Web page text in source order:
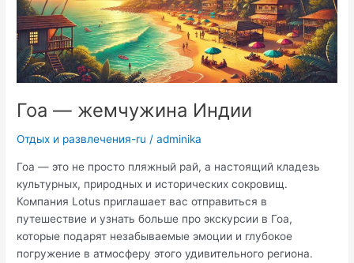
Гоа — жемчужина Индии
Отдых и развлечения-ru /adminika
Гоа — это не просто пляжный рай, а настоящий кладезь
культурных, природных и исторических сокровищ.
Компания Lotus приглашает вас отправиться в
путешествие и узнать больше про экскурсии в Гоа,
которые подарят незабываемые эмоции и глубокое
погружение в атмосферу этого удивительного региона.